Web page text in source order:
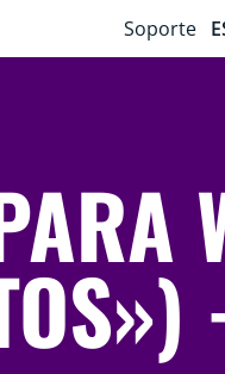
Soporte